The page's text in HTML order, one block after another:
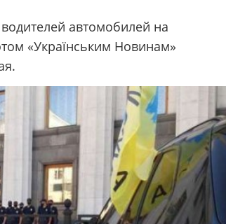
автомобилей на
«Українським Новинам»